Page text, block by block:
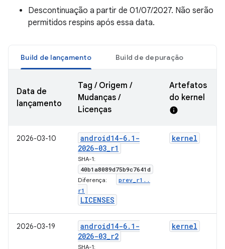
Descontinuação a partir de 01/07/2027. Não serão
permitidos respins após essa data.
Build de lançamento Build de depuração
Data de
lançamento
Tag / Origem /
Mudanças /
Licenças
Artefatos
do kernel
info
2026-03-10 android14-6. 1-
2026-03_r1
SHA-1:
40b1a8089d75b9c7641d
Diferença: prev r1 . .
r1
LICENSES
kernel
2026-03-19 android14-6. 1-
2026-03_r2
SHA-1:
kernel